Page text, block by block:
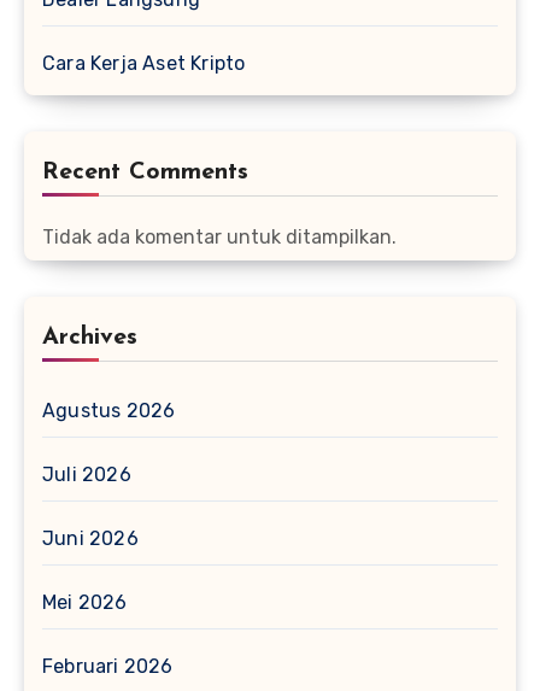
Cara Kerja Aset Kripto
Recent Comments
Tidak ada komentar untuk ditampilkan.
Archives
Agustus 2026
Juli 2026
Juni 2026
Mei 2026
Februari 2026